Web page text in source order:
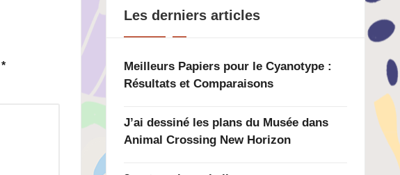
*
Les derniers articles
Meilleurs Papiers pour le Cyanotype :
Résultats et Comparaisons
J’ai dessiné les plans du Musée dans
Animal Crossing New Horizon